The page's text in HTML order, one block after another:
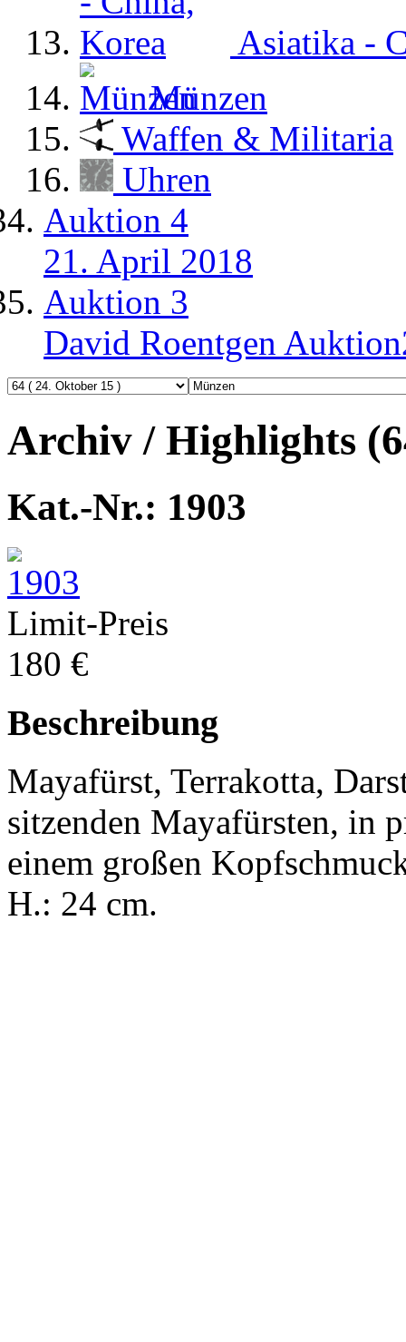
Asiatika -
Münzen
Waffen & Militaria
Uhren
Auktion 4
21. April 2018
Auktion 3
David Roentgen
Archiv / Highlights
Kat.-Nr.: 1903
Limit-Preis
180 €
Beschreibung
Mayafürst, Terrakotta,
sitzenden Mayafürsten, in
einem großen
H.: 24 cm.